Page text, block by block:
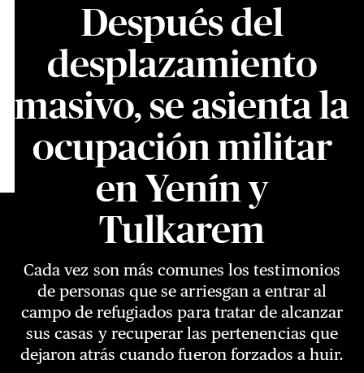
Después del
desplazamiento
masivo, se asienta la
ocupación militar
en Yenín y
Tulkarem
Cada vez son más comunes los testimonios
de personas que se arriesgan a entrar al
campo de refugiados para tratar de alcanzar
sus casas y recuperar las pertenencias que
dejaron atrás cuando fueron forzados a huir.